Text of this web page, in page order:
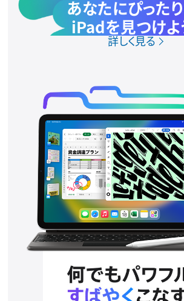
あなたにぴった
iPadを見つけよ
詳しく見る